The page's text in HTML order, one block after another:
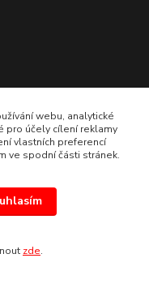
webu, analytické
pro účely cílení reklamy
vlastních preferencí
ve spodní části stránek.
zde.